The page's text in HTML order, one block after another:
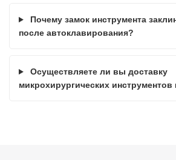
Почему замок инструмента
после автоклавирования?
Осуществляете ли вы доставку
микрохирургических инструментов